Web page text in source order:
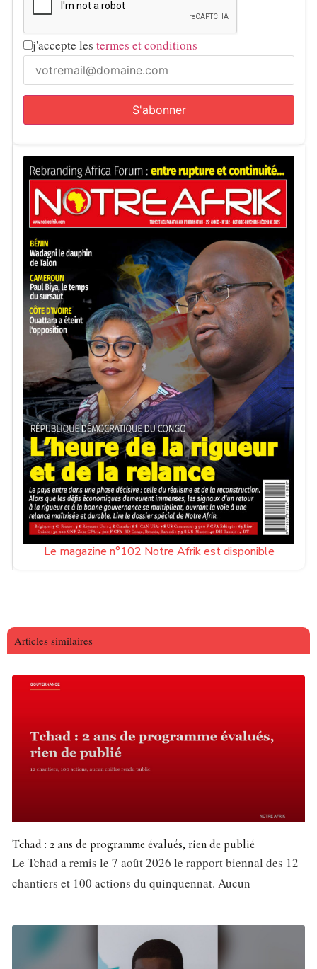
j'accepte les termes et conditions
Le magazine n°102 Notre Afrik est disponible
Articles similaires
Tchad : 2 ans de programme évalués, rien de publié
Le Tchad a remis le 7 août 2026 le rapport biennal des 12
chantiers et 100 actions du quinquennat. Aucun